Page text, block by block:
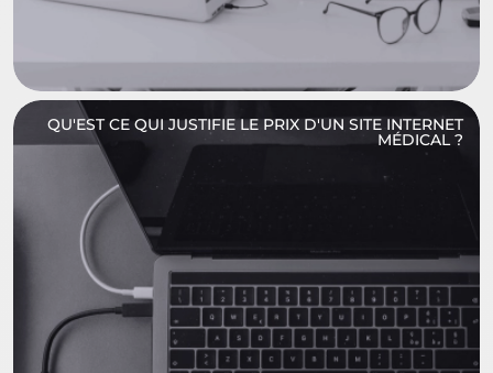
QU'EST CE QUI JUSTIFIE LE PRIX D'UN SITE INTERNET
MÉDICAL ?